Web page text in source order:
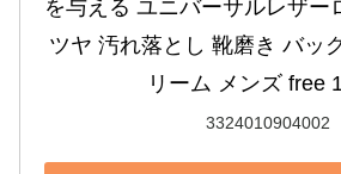
を与える ユニバーサルレザー
ツヤ 汚れ落とし 靴磨き バッ
リーム メンズ free
3324010904002